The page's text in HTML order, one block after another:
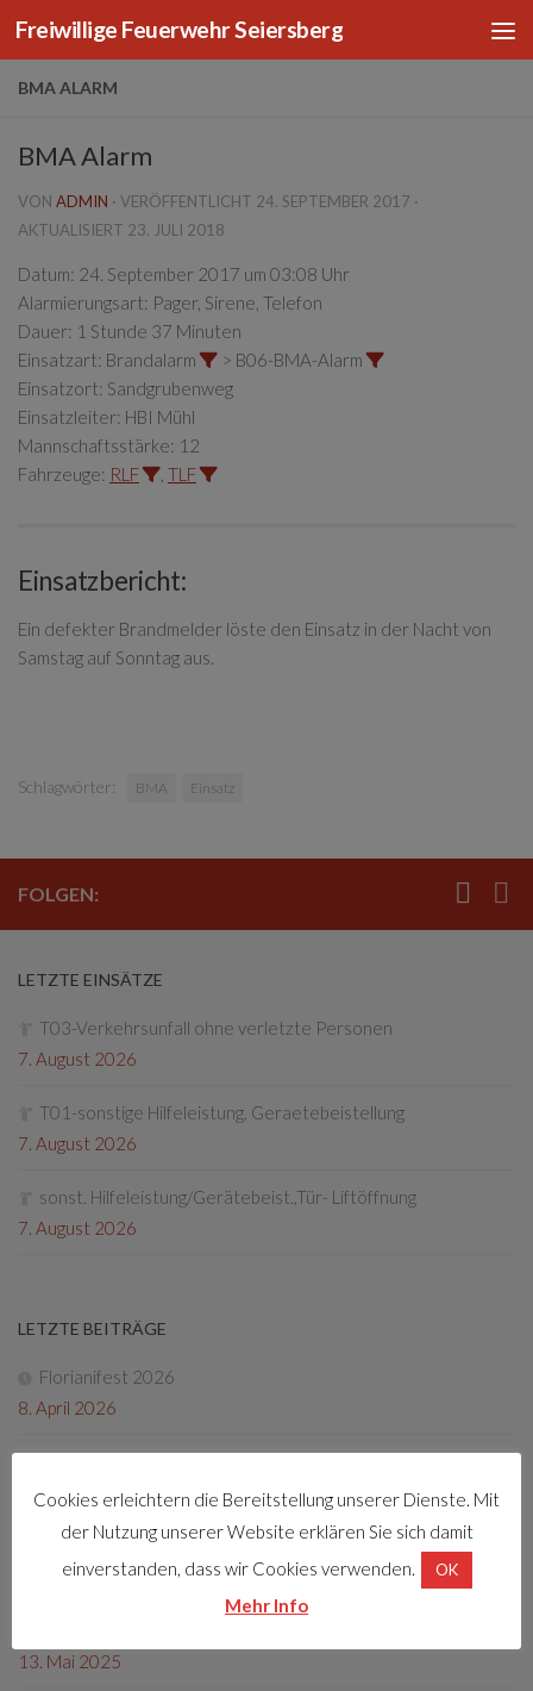
Zum Inhalt springen
Freiwillige Feuerwehr Seiersberg
BMA ALARM
BMA Alarm
VON ADMIN · VERÖFFENTLICHT 24. SEPTEMBER 2017 ·
AKTUALISIERT 23. JULI 2018
Datum: 24. September 2017 um 03:08 Uhr
Alarmierungsart: Pager, Sirene, Telefon
Dauer: 1 Stunde 37 Minuten
Einsatzart: Brandalarm
> B06-BMA-Alarm
Einsatzort: Sandgrubenweg
Einsatzleiter: HBI Mühl
Mannschaftsstärke: 12
Fahrzeuge: RLF TLF
Einsatzbericht:
Ein defekter Brandmelder löste den Einsatz in der Nacht von
Samstag auf Sonntag aus.
Schlagwörter: BMA Einsatz
FOLGEN:
LETZTE EINSÄTZE
T03-Verkehrsunfall ohne verletzte Personen
7. August 2026
T01-sonstige Hilfeleistung, Geraetebeistellung
7. August 2026
sonst. Hilfeleistung/Gerätebeist.,Tür- Liftöffnung
7. August 2026
LETZTE BEITRÄGE
Florianifest 2026
8. April 2026
22. Dezember 2025
Tag der offenen Tür 2025
4. Oktober 2025
13. Mai 2025
Cookies erleichtern die Bereitstellung unserer Dienste. Mit
der Nutzung unserer Website erklären Sie sich damit
einverstanden, dass wir Cookies verwenden.
OK
Mehr Info